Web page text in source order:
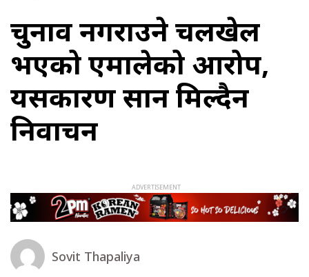
चुनाव नगराउने चलखेल
भएको एमालेको आरोप,
यसकारण सार्न मिल्दैन
निर्वाचन
Sovit Thapaliya